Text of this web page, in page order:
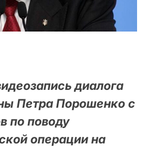
диалога
Петра Порошенко с
по поводу
операции на